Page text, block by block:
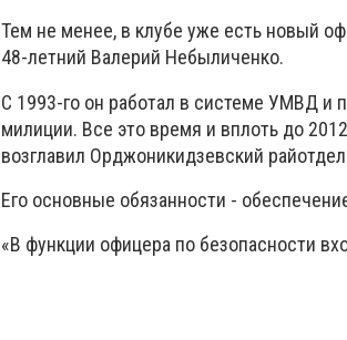
Тем не менее, в клубе уже есть новый
48-летний Валерий Небыличенко.
С 1993-го он работал в системе УМВД и
милиции. Все это время и вплоть до
возглавил Орджоникидзевский
Его основные обязанности -
«В функции офицера по безопасности